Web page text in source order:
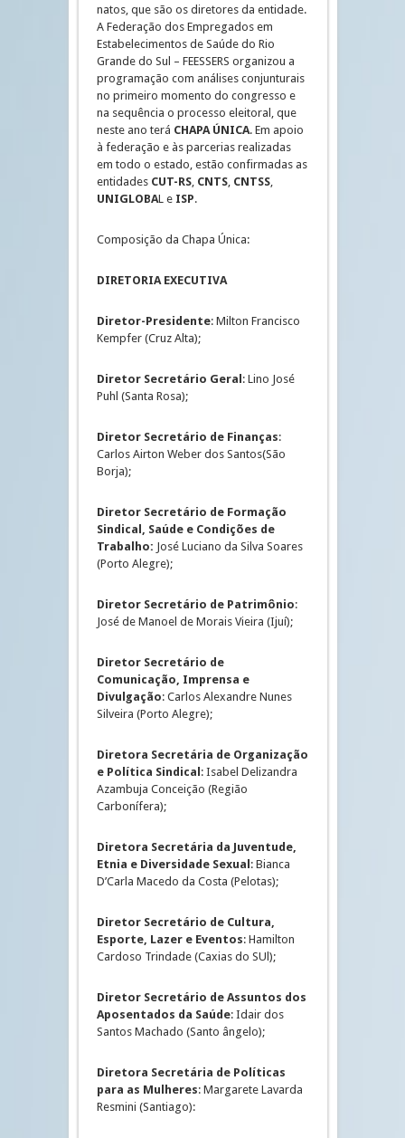
natos, que são os diretores da entidade.
A Federação dos Empregados em
Estabelecimentos de Saúde do Rio
Grande do Sul – FEESSERS organizou a
programação com análises conjunturais
no primeiro momento do congresso e
na sequência o processo eleitoral, que
neste ano terá CHAPA ÚNICA. Em apoio
à federação e às parcerias realizadas
em todo o estado, estão confirmadas as
entidades CUT-RS, CNTS, CNTSS,
UNIGLOBAL e ISP.
Composição da Chapa Única:
DIRETORIA EXECUTIVA
Diretor-Presidente: Milton Francisco
Kempfer (Cruz Alta);
Diretor Secretário Geral : Lino José
Puhl (Santa Rosa);
Diretor Secretário de Finanças:
Carlos Airton Weber dos Santos(São
Borja);
Diretor Secretário de Formação
Sindical, Saúde e Condições de
Trabalho: José Luciano da Silva Soares
(Porto Alegre);
Diretor Secretário de Patrimônio:
José de Manoel de Morais Vieira (Ijuí);
Diretor Secretário de
Comunicação, Imprensa e
Divulgação: Carlos Alexandre Nunes
Silveira (Porto Alegre);
Diretora Secretária de Organização
e Política Sindical : Isabel Delizandra
Azambuja Conceição (Região
Carbonífera);
Diretora Secretária da Juventude,
Etnia e Diversidade Sexual : Bianca
D’Carla Macedo da Costa (Pelotas);
Diretor Secretário de Cultura,
Esporte, Lazer e Eventos: Hamilton
Cardoso Trindade (Caxias do SUl);
Diretor Secretário de Assuntos dos
Aposentados da Saúde: Idair dos
Santos Machado (Santo ângelo);
Diretora Secretária de Políticas
para as Mulheres: Margarete Lavarda
Resmini (Santiago):